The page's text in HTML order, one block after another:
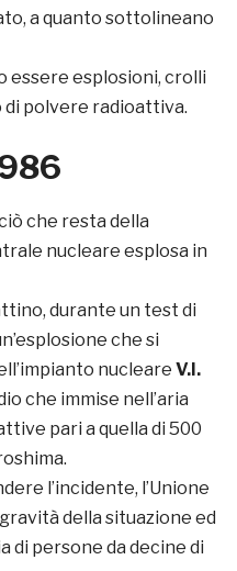
a quanto sottolineano
essere esplosioni, crolli
di polvere radioattiva.
che resta della
nucleare esplosa in
durante un test di
che si
nucleare V.I.
che immise nell’aria
pari a quella di 500
l’incidente, l’Unione
della situazione ed
di persone da decine di